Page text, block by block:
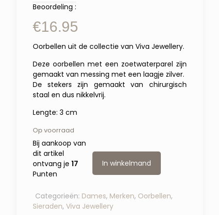
Beoordeling :
€16.95
Oorbellen uit de collectie van Viva Jewellery.
Deze oorbellen met een zoetwaterparel zijn
gemaakt van messing met een laagje zilver.
De stekers zijn gemaakt van chirurgisch
staal en dus nikkelvrij.
Lengte: 3 cm
Op voorraad
Bij aankoop van
dit artikel
ontvang je 17
Punten
In winkelmand
Categorieën: Dames, Merken, Oorbellen,
Sieraden, Viva Jewellery